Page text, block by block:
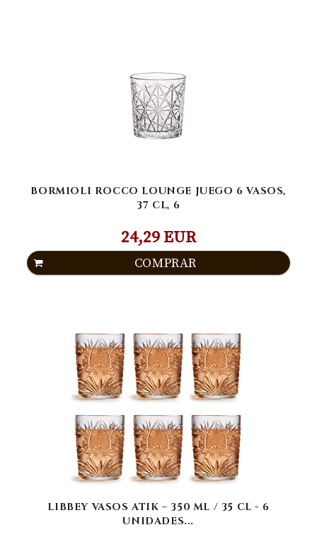
BORMIOLI ROCCO LOUNGE JUEGO 6 VASOS,
37 CL, 6
24,29 EUR
COMPRAR
LIBBEY VASOS ATIK – 350 ML / 35 CL - 6
UNIDADES...